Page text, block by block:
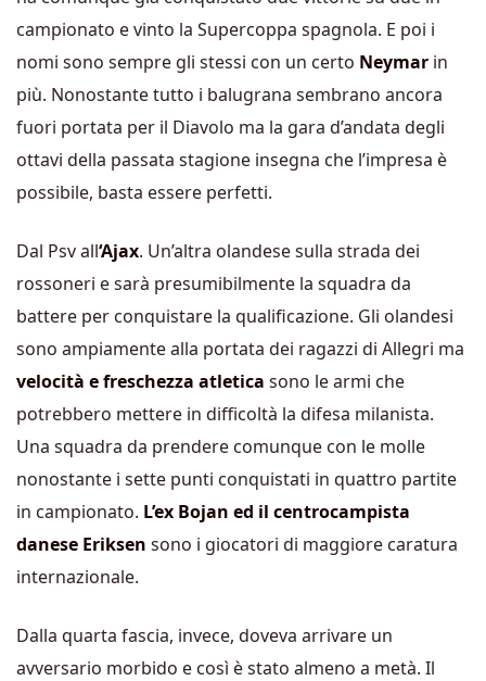
campionato e vinto la Supercoppa spagnola. E poi i
nomi sono sempre gli stessi con un certo Neymar in
più. Nonostante tutto i balugrana sembrano ancora
fuori portata per il Diavolo ma la gara d’andata degli
ottavi della passata stagione insegna che l’impresa è
possibile, basta essere perfetti.
Dal Psv all‘Ajax. Un’altra olandese sulla strada dei
rossoneri e sarà presumibilmente la squadra da
battere per conquistare la qualificazione. Gli olandesi
sono ampiamente alla portata dei ragazzi di Allegri ma
velocità e freschezza atletica sono le armi che
potrebbero mettere in difficoltà la difesa milanista.
Una squadra da prendere comunque con le molle
nonostante i sette punti conquistati in quattro partite
in campionato. L’ex Bojan ed il centrocampista
danese Eriksen sono i giocatori di maggiore caratura
internazionale.
Dalla quarta fascia, invece, doveva arrivare un
avversario morbido e così è stato almeno a metà. Il